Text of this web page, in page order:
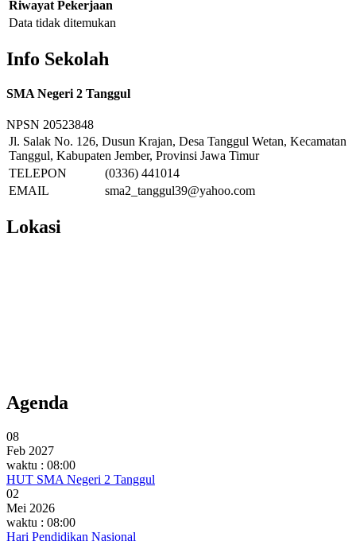
Riwayat Pekerjaan
Data tidak ditemukan
Info Sekolah
SMA Negeri 2 Tanggul
NPSN 20523848
Jl. Salak No. 126, Dusun Krajan, Desa Tanggul Wetan, Kecamatan
Tanggul, Kabupaten Jember, Provinsi Jawa Timur
TELEPON
(0336) 441014
EMAIL
sma2_tanggul39@yahoo.com
Lokasi
Agenda
08
Feb 2027
waktu : 08:00
HUT SMA Negeri 2 Tanggul
02
Mei 2026
waktu : 08:00
Hari Pendidikan Nasional